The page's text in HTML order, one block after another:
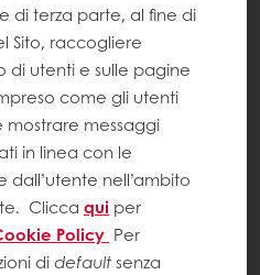
di terza parte, al fine di
Sito, raccogliere
di utenti e sulle pagine
come gli utenti
mostrare messaggi
in linea con le
nell’ambito
Clicca qui per
Policy Per
didefaultsenza